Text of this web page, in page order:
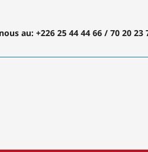
au: +226 25 44 44 66 / 70 20 23